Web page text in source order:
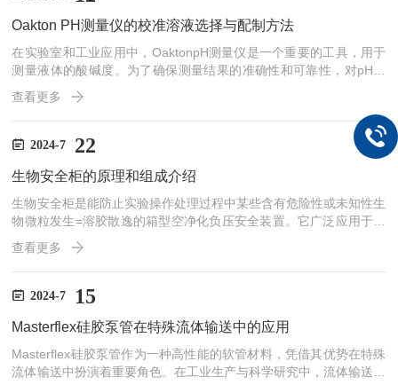
混合的样品。加热方式包括燃气加热、电阻辐射加热和高频感应加...
Oakton PH测量仪的校准溶液选择与配制方法
在实验室和工业应用中，OaktonpH测量仪是一个重要的工具，用于
测量液体的酸碱度。为了确保测量结果的准确性和可靠性，对pH测
量仪的校准至关重要。校准过程需要使用标准pH校准溶液，这些溶
液的选择和配制方法直接影响到仪器的校准效果。本文将详细介绍O
aktonpH测量仪的校准溶液选择与配制方法。一、校准溶液的选择1.
标准pH缓冲溶液的种类pH缓冲溶液是用于校准pH测量仪的重要材
料，通常有不同的标准值，常见的标准值包括pH4.00、pH7.00和pH
10.00。选择合适的缓冲溶液对...
查看更多
2024-7 22
生物安全柜的原理和组成介绍
生物安全柜是能防止实验操作处理过程中某些含有危险性或未知性生
物微粒发生=溶胶散逸的箱型空净化负压安全装置。它广泛应用于微
生物学、生物医学、基因工程、生物制品等领域的科研、教学、临床
检验和生产中，是实验室生物安全中一级防护屏障中最基本的安全防
护设备。生物安全柜的工作原理主要包括以下几个方面：1.负压状
态：通过向外抽吸柜内空气气，使柜内保持负压状态，避免危险生物
过滤后进入安全柜内，防止样品被污染。柜内的空气也需经过...
查看更多
2024-7 15
Masterflex硅胶泵管在特殊流体输送中的应用
Masterflex硅胶泵管作为一种高性能的软管材料，凭借其优势在特殊
流体输送中扮演着重要角色。在工业生产与科学研究中，流体输送是